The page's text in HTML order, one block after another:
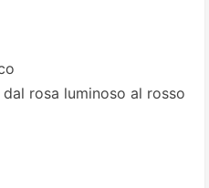
rosa luminoso al rosso